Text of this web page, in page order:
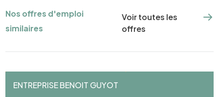
Nos offres d'emploi
similaires
Voir toutes les
offres
ENTREPRISE BENOIT GUYOT